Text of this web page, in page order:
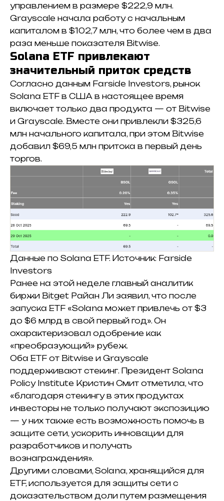
управлением в размере $222,9 млн.
Grayscale начала работу с начальным
капиталом в $102,7 млн, что более чем в два
раза меньше показателя Bitwise.
Solana ETF привлекают
значительный приток средств
Согласно данным Farside Investors, рынок
Solana ETF в США в настоящее время
включает только два продукта — от Bitwise
и Grayscale. Вместе они привлекли $325,6
млн начального капитала, при этом Bitwise
добавил $69,5 млн притока в первый день
торгов.
Данные по Solana ETF. Источник: Farside
Investors
Ранее на этой неделе главный аналитик
биржи Bitget Райан Ли заявил, что после
запуска ETF «Solana может привлечь от $3
до $6 млрд в свой первый год». Он
охарактеризовал одобрение как
«преобразующий» рубеж.
Оба ETF от Bitwise и Grayscale
поддерживают стекинг. Президент Solana
Policy Institute Кристин Смит отметила, что
«благодаря стекингу в этих продуктах
инвесторы не только получают экспозицию
— у них также есть возможность помочь в
защите сети, ускорить инновации для
разработчиков и получать
вознаграждения».
Другими словами, Solana, хранящийся для
ETF, используется для защиты сети с
доказательством доли путем размещения